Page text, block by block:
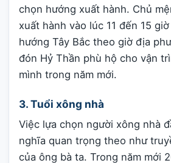
chọn hướng xuất hành. Chủ
xuất hành vào lúc 11 đến 15
hướng Tây Bắc theo giờ địa
đón Hỷ Thần phù hộ cho vận
mình trong năm mới.
3. Tuổi xông nhà
Việc lựa chọn người xông nhà
nghĩa quan trọng theo như
của ông bà ta. Trong năm mới